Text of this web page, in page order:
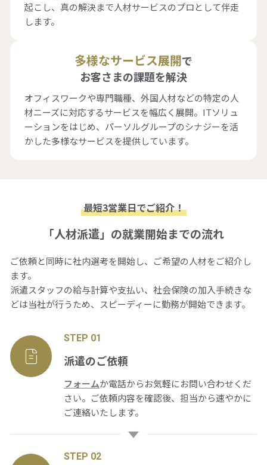
起こし、真の解決まで人材サービスのプロとして伴走
します。
多様なサービス展開で
お客さまの課題を解決
オフィスワークや専門職種、外国人材などの特定の人
材ニーズに対応するサービスを幅広く展開。ITソリュ
ーションをはじめ、パーソルグループのシナジーを活
かした多様なサービスを提供しています。
最短3営業日でご紹介！
「人材派遣」の就業開始までの流れ
ご依頼と同時に社内選考を開始し、ご希望の人材をご紹介し
ます。
派遣スタッフの給与計算や支払い、社会保険の加入手続きな
どは当社が行うため、スピーディーに勤務が開始できます。
STEP 01
派遣のご依頼
フォームか電話からお気軽にお問い合わせくだ
さい。ご依頼内容を確認後、担当から速やかに
ご連絡いたします。
STEP 02